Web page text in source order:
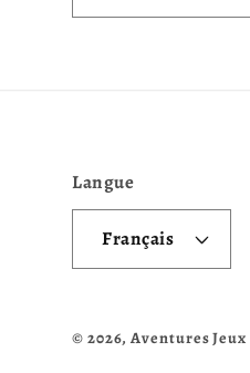
Langue
Français
© 2026,Aventures Jeux